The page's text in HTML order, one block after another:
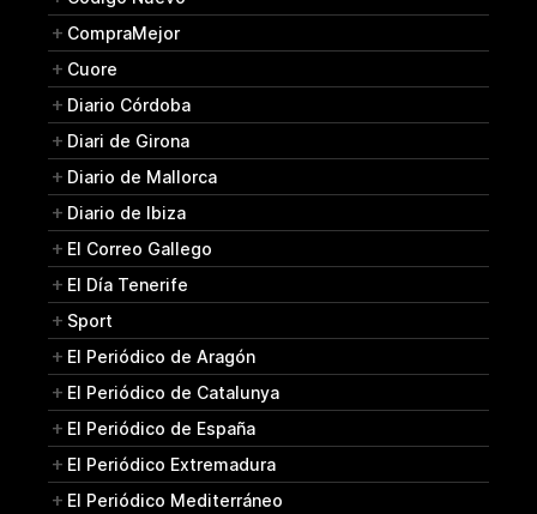
CompraMejor
Cuore
Diario Córdoba
Diari de Girona
Diario de Mallorca
Diario de Ibiza
El Correo Gallego
El Día Tenerife
Sport
El Periódico de Aragón
El Periódico de Catalunya
El Periódico de España
El Periódico Extremadura
El Periódico Mediterráneo